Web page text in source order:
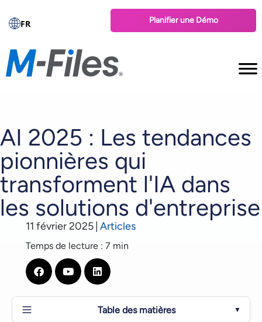
FR Planifier une Démo
AI 2025 : Les tendances
pionnières qui
transforment l'IA dans
les solutions d'entreprise
11 février 2025 Articles
Temps de lecture : 7 min
Table des matières ▼